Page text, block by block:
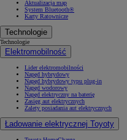
Aktualizacja map
System Bluetooth®
Karty Ratownicze
Technologie
Technologie
Elektromobilność
Lider elektromobilności
Napęd hybrydowy
Napęd hybrydowy typu plug-in
Napęd wodorowy
Napęd elektryczny na baterię
Zasięg aut elektrycznych
Zalety posiadania aut elektrycznych
Ładowanie elektrycznej Toyoty